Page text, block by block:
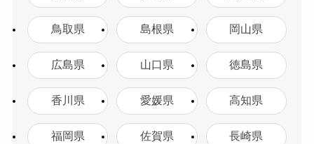
鳥取県 島根県 岡山県
広島県 山口県 徳島県
香川県 愛媛県 高知県
福岡県 佐賀県 長崎県